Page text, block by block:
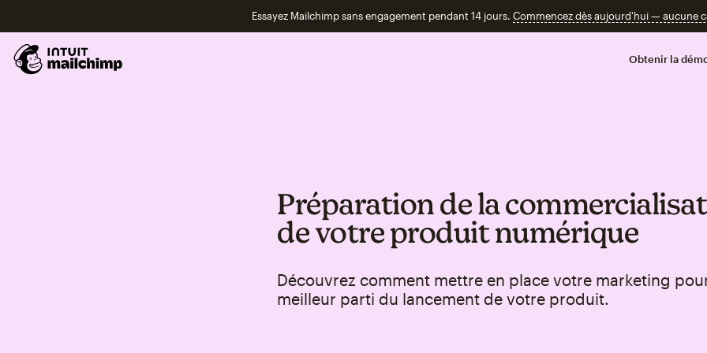
Essayez Mailchimp sans engagement pendant 14 jours. Commencez dès aujourd'hui — aucune
Obtenir la
Préparation de la
de votre produit numérique
Découvrez comment mettre en place votre marketing
meilleur parti du lancement de votre produit.